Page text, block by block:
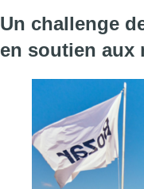
Un challenge
en soutien aux